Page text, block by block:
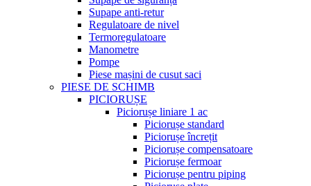
Supape anti-retur
Regulatoare de nivel
Termoregulatoare
Manometre
Pompe
Piese mașini de cusut saci
PIESE DE SCHIMB
PICIORUȘE
Piciorușe liniare 1 ac
Piciorușe standard
Piciorușe încrețit
Piciorușe compensatoare
Piciorușe fermoar
Piciorușe pentru piping